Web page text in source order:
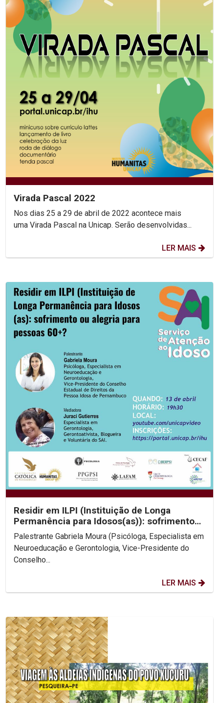
Virada Pascal 2022
Nos dias 25 a 29 de abril de 2022 acontece mais
uma Virada Pascal na Unicap. Serão desenvolvidas...
LER MAIS
Residir em ILPI (Instituição de Longa
Permanência para Idosos(as)): sofrimento
ou alegria para...
Palestrante Gabriela Moura (Psicóloga, Especialista em
Neuroeducação e Gerontologia, Vice-Presidente do
Conselho...
LER MAIS